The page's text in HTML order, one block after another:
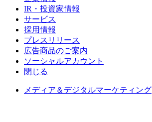
IR・投資家情報
サービス
採用情報
プレスリリース
広告商品のご案内
ソーシャルアカウント
閉じる
メディア＆デジタルマーケティング